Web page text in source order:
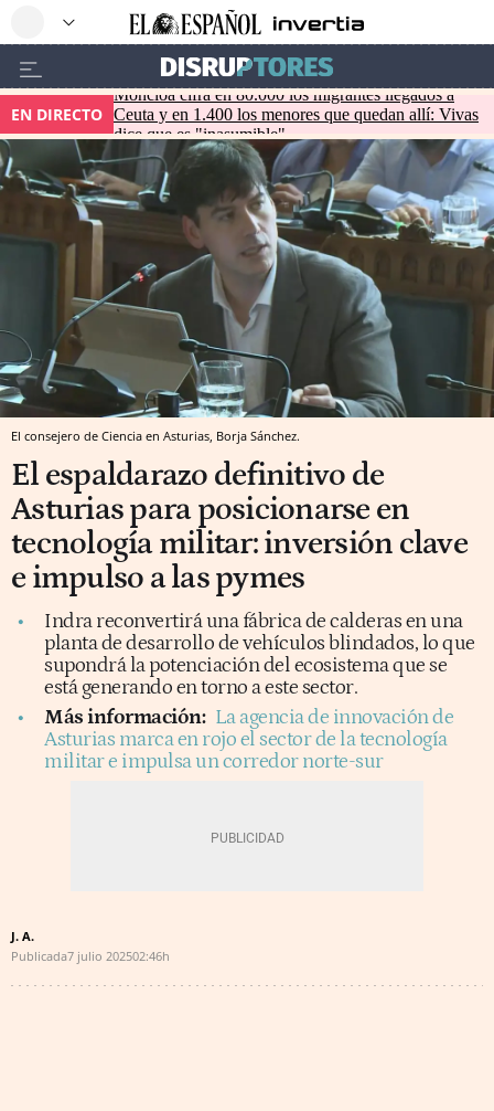
EN DIRECTO
Moncloa cifra en 80.000 los migrantes llegados a
Ceuta y en 1.400 los menores que quedan allí: Vivas
dice que es "inasumible"
El consejero de Ciencia en Asturias, Borja Sánchez.
El espaldarazo definitivo de
Asturias para posicionarse en
tecnología militar: inversión clave
e impulso a las pymes
Indra reconvertirá una fábrica de calderas en una
planta de desarrollo de vehículos blindados, lo que
supondrá la potenciación del ecosistema que se
está generando en torno a este sector.
Más información: La agencia de innovación de
Asturias marca en rojo el sector de la tecnología
militar e impulsa un corredor norte-sur
J. A.
Publicada7 julio 202502:46h